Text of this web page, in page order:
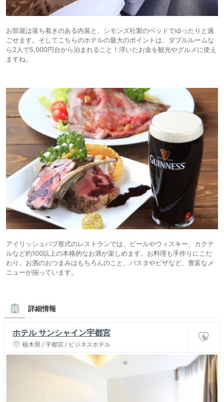
お部屋は落ち着きのある内装と、シモンズ社製のベッドでゆったりと過
ごせます。そしてこちらのホテルの最大のポイントは、ダブルルームな
ら2人で5,000円台から泊まれること！浮いたお金を観光やグルメに使え
ますね。
アイリッシュパブ形式のレストランでは、ビールやウィスキー、カクテ
ルなど約100以上の本格的なお酒が楽しめます。お料理も手作りにこだ
わり、お酒のおつまみはもちろんのこと、パスタやピザなど、豊富なメ
ニューが揃っています。
詳細情報
ホテル サンシャイン宇都宮
栃木県 / 宇都宮 / ビジネスホテル